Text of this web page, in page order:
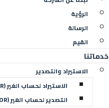
الرؤية
الرسالة
القيم
خدماتنا
الاستيراد والتصدير
الاستيراد لحساب الغير (IOR)
التصدير لحساب الغير (EOR)
نبذة عن الشركة